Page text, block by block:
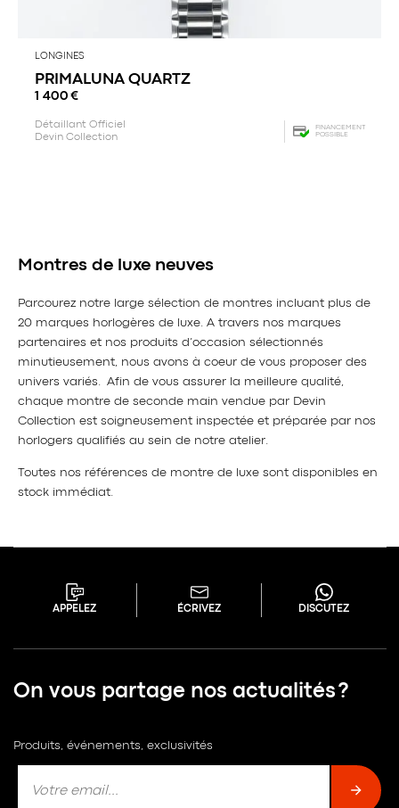
LONGINES
PRIMALUNA QUARTZ
1 400 €
Détaillant Officiel
Devin Collection
FINANCEMENT
POSSIBLE
Montres de luxe neuves
Parcourez notre large sélection de montres incluant plus de
20 marques horlogères de luxe. A travers nos marques
partenaires et nos produits d’occasion sélectionnés
minutieusement, nous avons à coeur de vous proposer des
univers variés. Afin de vous assurer la meilleure qualité,
chaque montre de seconde main vendue par Devin
Collection est soigneusement inspectée et préparée par nos
horlogers qualifiés au sein de notre atelier.
Toutes nos références de montre de luxe sont disponibles en
stock immédiat.
APPELEZ ÉCRIVEZ DISCUTEZ
On vous partage nos actualités ?
Produits, événements, exclusivités